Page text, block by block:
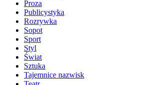
Proza
Publicystyka
Rozrywka
Sopot
Sport
Styl
Świat
Sztuka
Tajemnice nazwisk